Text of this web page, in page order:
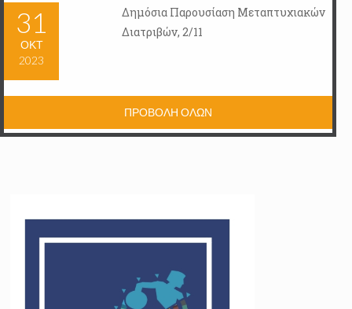
31
ΟΚΤ
2023
Δημόσια Παρουσίαση Μεταπτυχιακών
Διατριβών, 2/11
ΠΡΟΒΟΛΗ ΟΛΩΝ